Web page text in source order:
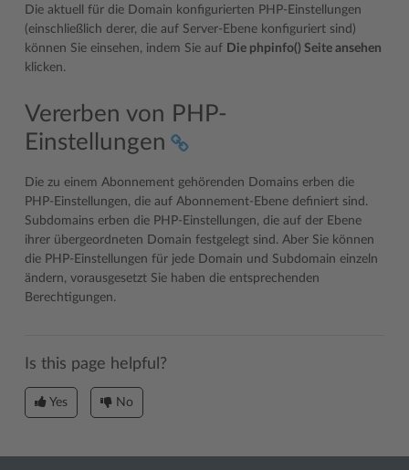
Die aktuell für die Domain konfigurierten PHP-Einstellungen
(einschließlich derer, die auf Server-Ebene konfiguriert sind)
können Sie einsehen, indem Sie auf Die phpinfo() Seite ansehen
klicken.
Vererben von PHP-
Einstellungen
Die zu einem Abonnement gehörenden Domains erben die
PHP-Einstellungen, die auf Abonnement-Ebene definiert sind.
Subdomains erben die PHP-Einstellungen, die auf der Ebene
ihrer übergeordneten Domain festgelegt sind. Aber Sie können
die PHP-Einstellungen für jede Domain und Subdomain einzeln
ändern, vorausgesetzt Sie haben die entsprechenden
Berechtigungen.
Is this page helpful?
Yes No